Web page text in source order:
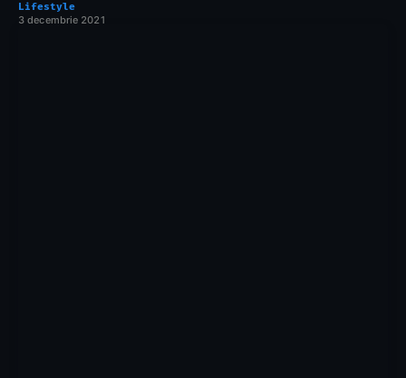
Lifestyle
3 decembrie 2021